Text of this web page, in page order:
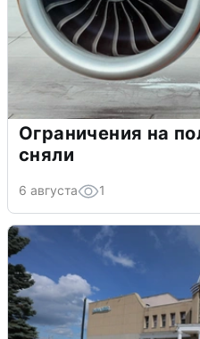
Ограничения на
сняли
6 августа 1